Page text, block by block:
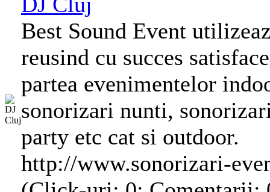
Best Sound Event
reusind cu succes
partea evenimentelor
sonorizari nunti,
party etc cat si outdoor.
http://www.sonorizari-